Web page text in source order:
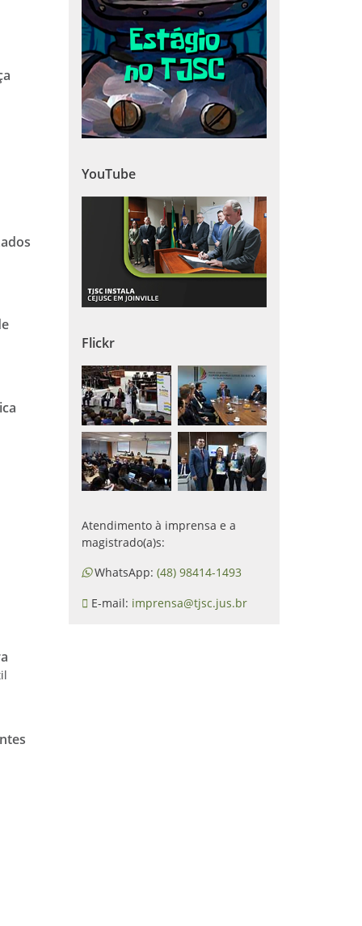
YouTube
Flickr
Atendimento à imprensa e a
magistrado(a)s:
WhatsApp: (48) 98414-1493
E-mail: imprensa@tjsc.jus.br